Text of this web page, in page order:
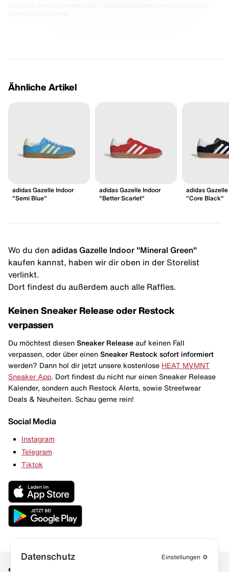
Ähnliche Artikel
adidas Gazelle Indoor
"Semi Blue"
adidas Gazelle Indoor
"Better Scarlet"
adidas
"Core Black"
Wo du den adidas Gazelle Indoor "Mineral Green"
kaufen kannst, haben wir dir oben in der Storelist
verlinkt.
Dort findest du außerdem auch alle Raffles.
Keinen Sneaker Release oder Restock
verpassen
Du möchtest diesen Sneaker Release auf keinen Fall
verpassen, oder über einen Sneaker Restock sofort informiert
werden? Dann hol dir jetzt unsere kostenlose HEAT MVMNT
Sneaker App . Dort findest du nicht nur einen Sneaker Release
Kalender, sondern auch Restock Alerts, sowie Streetwear
Deals & Neuheiten. Schau gerne rein!
Social Media
Instagram
Telegram
Tiktok
Datenschutz Einstellungen ⚙️